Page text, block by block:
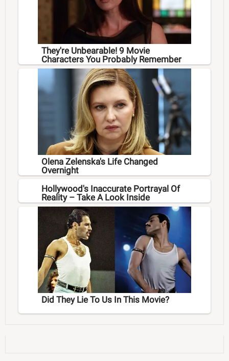
They're Unbearable! 9 Movie
Characters You Probably Remember
Olena Zelenska's Life Changed
Overnight
Hollywood's Inaccurate Portrayal Of
Reality – Take A Look Inside
Did They Lie To Us In This Movie?